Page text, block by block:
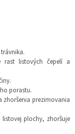
rast listových čepelí a
porastu.
prezimovania
plochy, zhoršuje